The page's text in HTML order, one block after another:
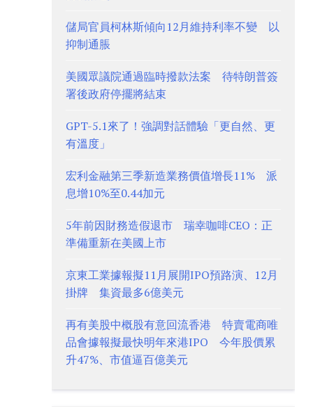
儲局官員柯林斯傾向12月維持利率不變 以
抑制通脹
美國眾議院通過臨時撥款法案 待特朗普簽
署後政府停擺將結束
GPT-5.1來了！強調對話體驗「更自然、更
有溫度」
宏利金融第三季新造業務價值增長11% 派
息增10%至0.44加元
5年前因財務造假退市 瑞幸咖啡CEO：正
準備重新在美國上市
京東工業據報擬11月展開IPO預路演、12月
掛牌 集資最多6億美元
再有美股中概股有意回流香港 特賣電商唯
品會據報擬最快明年來港IPO 今年股價累
升47%、市值逼百億美元